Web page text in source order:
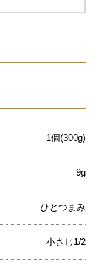
1個(300g)
9g
ひとつまみ
小さじ1/2